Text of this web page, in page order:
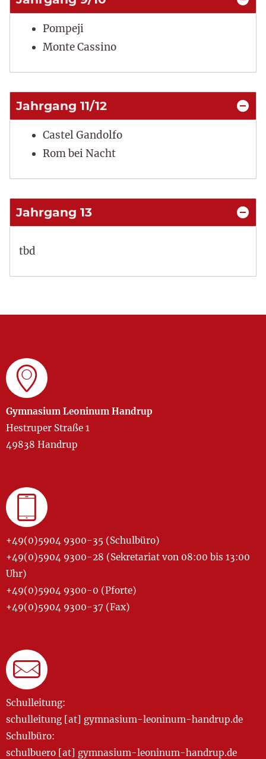
Pompeji
Monte Cassino
Jahrgang 11/12
Castel Gandolfo
Rom bei Nacht
Jahrgang 13
tbd
Gymnasium Leoninum Handrup
Hestruper Straße 1
49838 Handrup
+49(0)5904 9300-35 (Schulbüro)
+49(0)5904 9300-28 (Sekretariat von 08:00 bis 13:00
Uhr)
+49(0)5904 9300-0 (Pforte)
+49(0)5904 9300-37 (Fax)
Schulleitung:
schulleitung [at] gymnasium-leoninum-handrup.de
Schulbüro:
schulbuero [at] gymnasium-leoninum-handrup.de